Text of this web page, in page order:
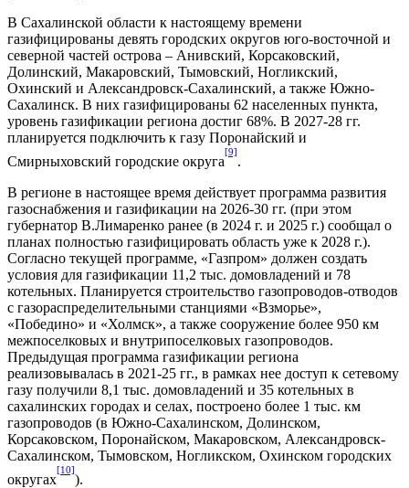
В Сахалинской области к настоящему времени
газифицированы девять городских округов юго-восточной и
северной частей острова – Анивский, Корсаковский,
Долинский, Макаровский, Тымовский, Ногликский,
Охинский и Александровск-Сахалинский, а также Южно-
Сахалинск. В них газифицированы 62 населенных пункта,
уровень газификации региона достиг 68%. В 2027-28 гг.
планируется подключить к газу Поронайский и
Смирныховский городские округа
[9]
.
В регионе в настоящее время действует программа развития
газоснабжения и газификации на 2026-30 гг. (при этом
губернатор В.Лимаренко ранее (в 2024 г. и 2025 г.) сообщал о
планах полностью газифицировать область уже к 2028 г.).
Согласно текущей программе, «Газпром» должен создать
условия для газификации 11,2 тыс. домовладений и 78
котельных. Планируется строительство газопроводов-отводов
с газораспределительными станциями «Взморье»,
«Победино» и «Холмск», а также сооружение более 950 км
межпоселковых и внутрипоселковых газопроводов.
Предыдущая программа газификации региона
реализовывалась в 2021-25 гг., в рамках нее доступ к сетевому
газу получили 8,1 тыс. домовладений и 35 котельных в
сахалинских городах и селах, построено более 1 тыс. км
газопроводов (в Южно-Сахалинском, Долинском,
Корсаковском, Поронайском, Макаровском, Александровск-
Сахалинском, Тымовском, Ногликском, Охинском городских
округах
[10]
).